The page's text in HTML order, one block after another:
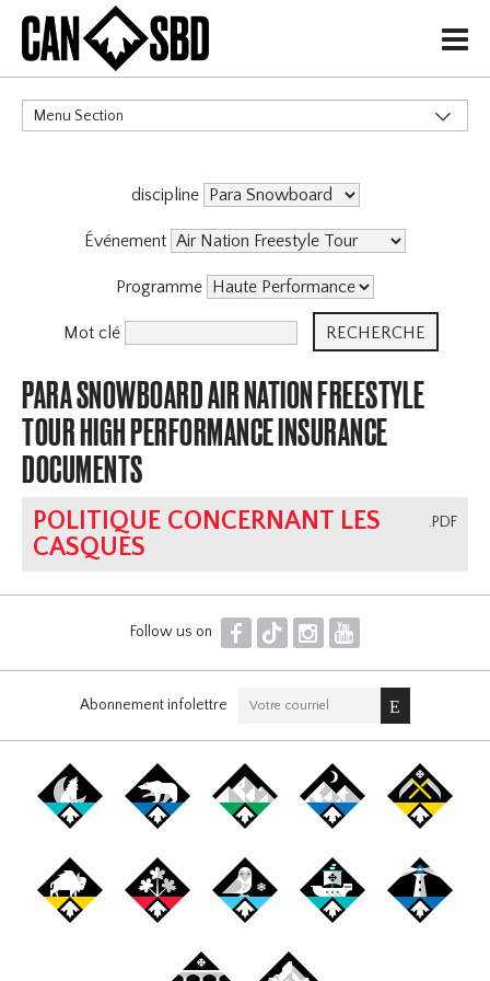
H
Menu Section
discipline
Événement
Programme
Mot clé
PARA SNOWBOARD AIR NATION FREESTYLE
TOUR HIGH PERFORMANCE INSURANCE
DOCUMENTS
.PDF
POLITIQUE CONCERNANT LES
CASQUES
Follow us on F T I Y
Abonnement infolettre